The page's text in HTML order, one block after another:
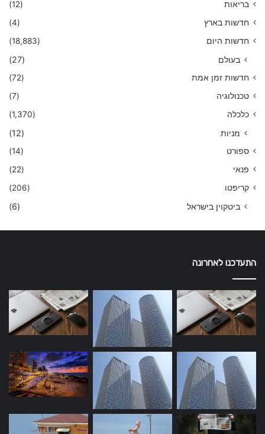
בריאות
(12)
חדשות בארץ
(4)
חדשות היום
(18,883)
בעולם (27)
חדשות זמן אמת
(72)
טכנולוגיה
(7)
כלכלה
(1,370)
מניות (12)
ספורט
(14)
פנאי
(22)
קריפטו
(206)
ביטקוין בישראל (6)
התעדכנו לאחרונה